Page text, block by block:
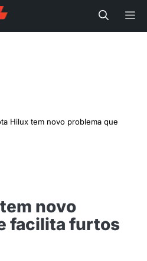
Hilux tem novo problema que
novo
facilita furtos